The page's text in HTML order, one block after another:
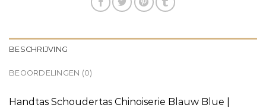
BESCHRIJVING
BEOORDELINGEN (0)
Handtas Schoudertas Chinoiserie Blauw Blue |